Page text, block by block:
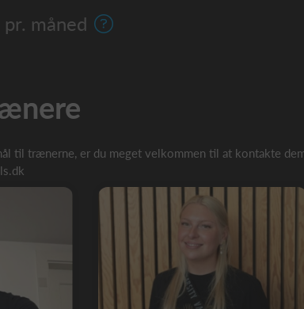
pr. måned
til trænerne, er du meget velkommen til at kontakte